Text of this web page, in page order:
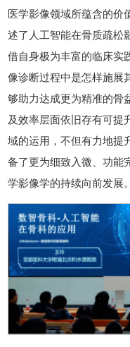
医学影像领域所蕴含的价
述了人工智能在骨质疏松
借自身极为丰富的临床实
像诊断过程中是怎样施展
够助力达成更为精准的骨
及效率层面依旧存有可提
域的运用，不但有力地提
备了更为细致入微、功能
学影像学的持续向前发展。